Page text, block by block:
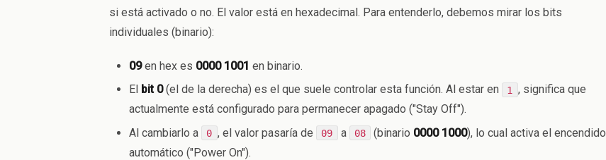
si está activado o no. El valor está en hexadecimal. Para entenderlo, debemos mirar los bits
individuales (binario):
09en hex es 0000 1001 en binario.
El bit 0(el de la derecha) es el que suele controlar esta función. Al estar en 1
, significa que
actualmente está configurado para permanecer apagado ("Stay Off").
Al cambiarlo a
0 , el valor pasaría de 09 a 08 (binario 0000 1000), lo cual activa el encendido
automático ("Power On").